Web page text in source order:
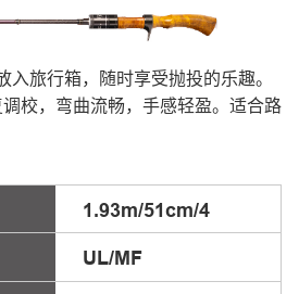
入旅行箱，随时享受抛投的乐趣。
校，弯曲流畅，手感轻盈。适合路
1.93m/51cm/4
UL/MF